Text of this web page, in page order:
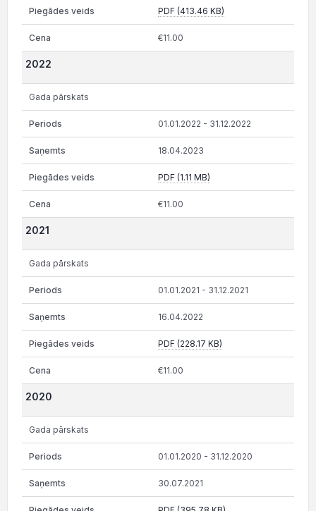
PDF (413.46 KB)
€11.00
2022
Gada pārskats
01.01.2022 - 31.12.2022
18.04.2023
PDF (1.11 MB)
€11.00
2021
Gada pārskats
01.01.2021 - 31.12.2021
16.04.2022
PDF (228.17 KB)
€11.00
2020
Gada pārskats
01.01.2020 - 31.12.2020
30.07.2021